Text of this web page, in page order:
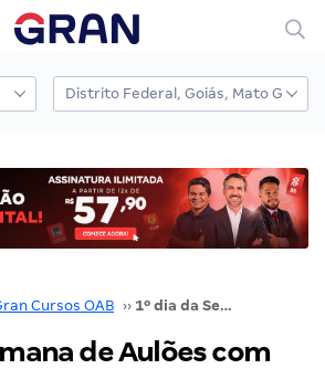
Cursos OAB ›› 1º dia da Semana de Aulões com mais de 3100 visualizações e muitos elogios!
de Aulões com